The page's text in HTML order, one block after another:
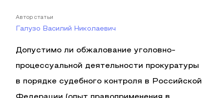
Автор статьи
Галузо Василий Николаевич
Допустимо ли обжалование уголовно-
процессуальной деятельности прокуратуры
в порядке судебного контроля в Российской